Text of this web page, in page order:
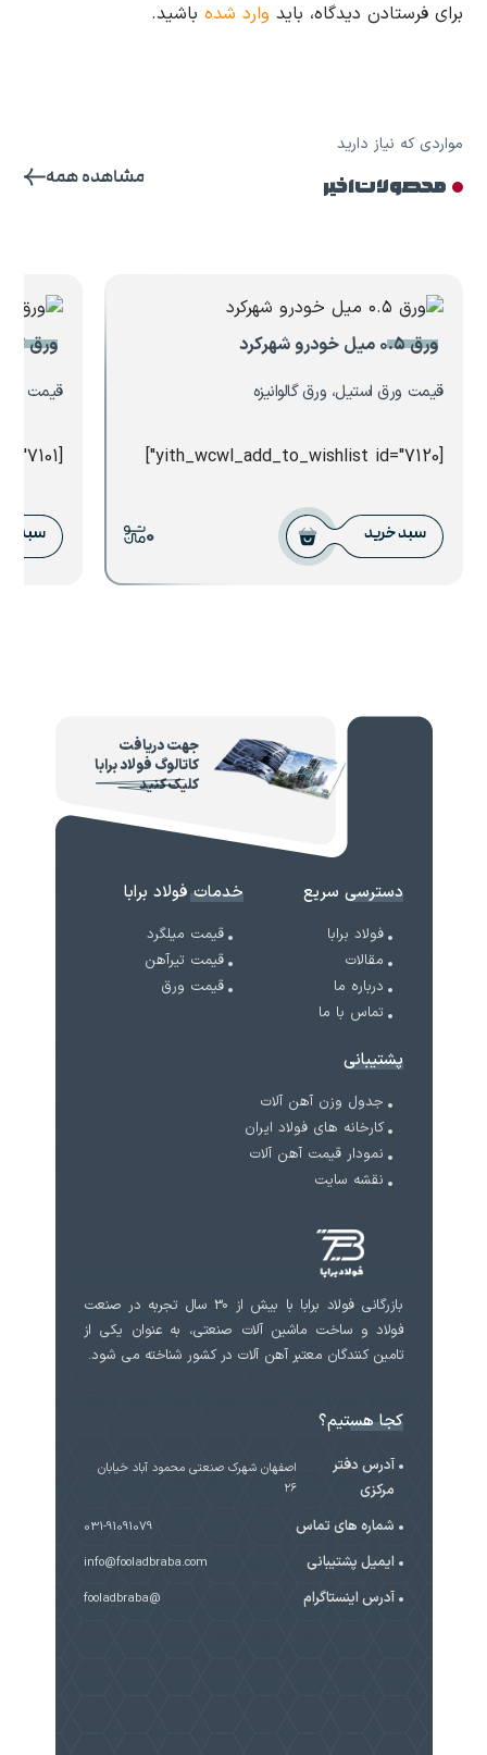
برای فرستادن دیدگاه، باید وارد شده باشید.
مواردی که نیاز دارید
محصولات اخیر مشاهده همه
ورق ۰.۵ میل خودرو شهرکرد
قیمت ورق استیل، ورق گالوانیزه
[yith_wcwl_add_to_wishlist id="7120"]
سبد خرید 0
ورق ۰.۷ میل هفت الماس
قیمت ورق
[yith_wcwl_add_to_wishlist id="7101"]
سبد
جهت دریافت
کاتالوگ فولاد برابا
کلیک کنید
دسترسی سریع
فولاد برابا
مقالات
درباره ما
تماس با ما
خدمات فولاد برابا
قیمت میلگرد
قیمت تیرآهن
قیمت ورق
پشتیبانی
جدول وزن آهن آلات
کارخانه های فولاد ایران
نمودار قیمت آهن آلات
نقشه سایت
بازرگانی فولاد برابا با بیش از 30 سال تجربه در صنعت
فولاد و ساخت ماشین آلات صنعتی، به عنوان یکی از
تامین کنندگان معتبر آهن آلات در کشور شناخته می شود.
کجا هستیم؟
آدرس دفتر
مرکزی
اصفهان شهرک صنعتی محمود آباد خیابان
۲۶
شماره های تماس 031-91091079
ایمیل پشتیبانی info@fooladbraba.com
آدرس اینستاگرام @fooladbraba